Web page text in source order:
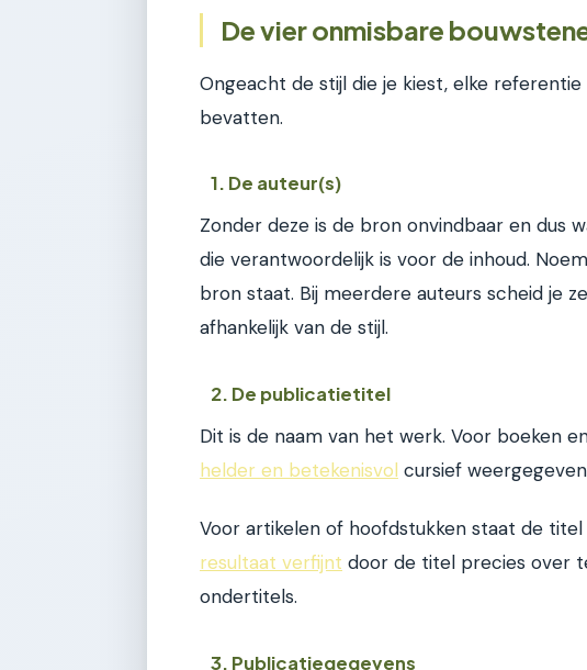
De vier onmisbare
Ongeacht de stijl die je kiest, elke
bevatten.
1. De auteur(s)
Zonder deze is de bron onvindbaar en dus
die verantwoordelijk is voor de inhoud.
bron staat. Bij meerdere auteurs scheid je
afhankelijk van de stijl.
2. De publicatietitel
Dit is de naam van het werk. Voor boeken
helder en betekenisvol cursief
Voor artikelen of hoofdstukken staat de
resultaat verfijnt door de titel precies over
ondertitels.
3. Publicatiegegevens